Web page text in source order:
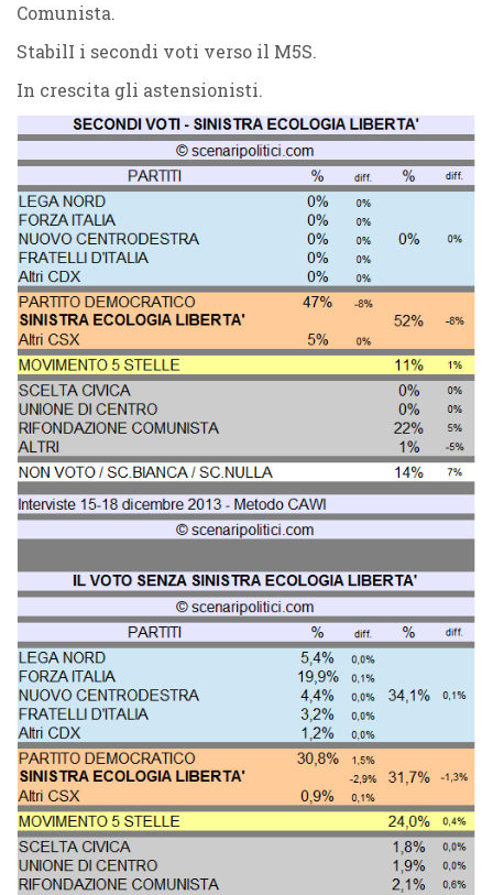
Comunista.
StabilI i secondi voti verso il M5S.
In crescita gli astensionisti.